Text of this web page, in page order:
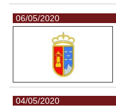
06/05/2020
04/05/2020